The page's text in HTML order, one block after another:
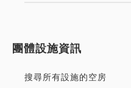
團體設施資訊
搜尋所有設施的空房